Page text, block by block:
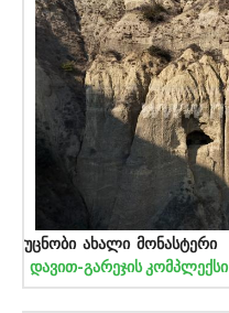
უცნობი ახალი მონასტერი
დავით-გარეჯის კომპლექსი